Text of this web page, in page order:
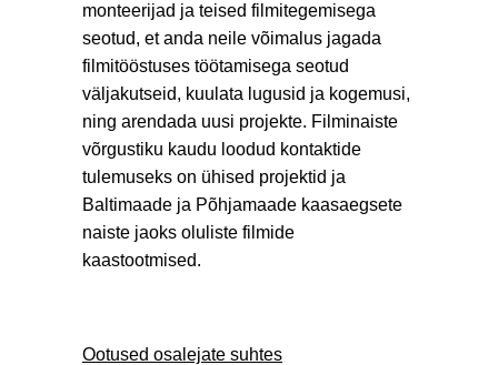
monteerijad ja teised filmitegemisega
seotud, et anda neile võimalus jagada
filmitööstuses töötamisega seotud
väljakutseid, kuulata lugusid ja kogemusi,
ning arendada uusi projekte. Filminaiste
võrgustiku kaudu loodud kontaktide
tulemuseks on ühised projektid ja
Baltimaade ja Põhjamaade kaasaegsete
naiste jaoks oluliste filmide
kaastootmised.
Ootused osalejate suhtes